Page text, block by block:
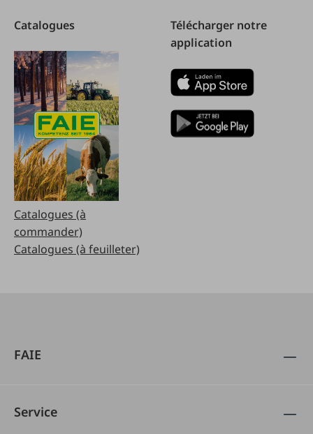
Catalogues
Catalogues (à
commander)
Catalogues (à feuilleter)
Télécharger notre
application
FAIE
Service